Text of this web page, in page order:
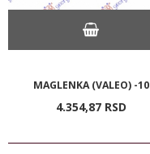
MAGLENKA (VALEO) -10
4.354,87 RSD